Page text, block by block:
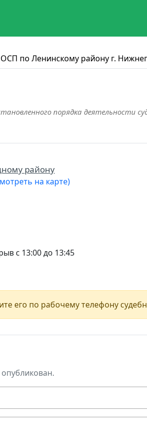
ОСП по Ленинскому району г.
порядка деятельности
району
на карте)
с 13:00 до 13:45
его по рабочему телефону